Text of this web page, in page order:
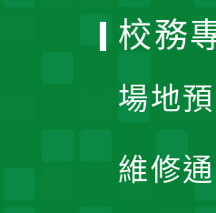
校務
場地
維修